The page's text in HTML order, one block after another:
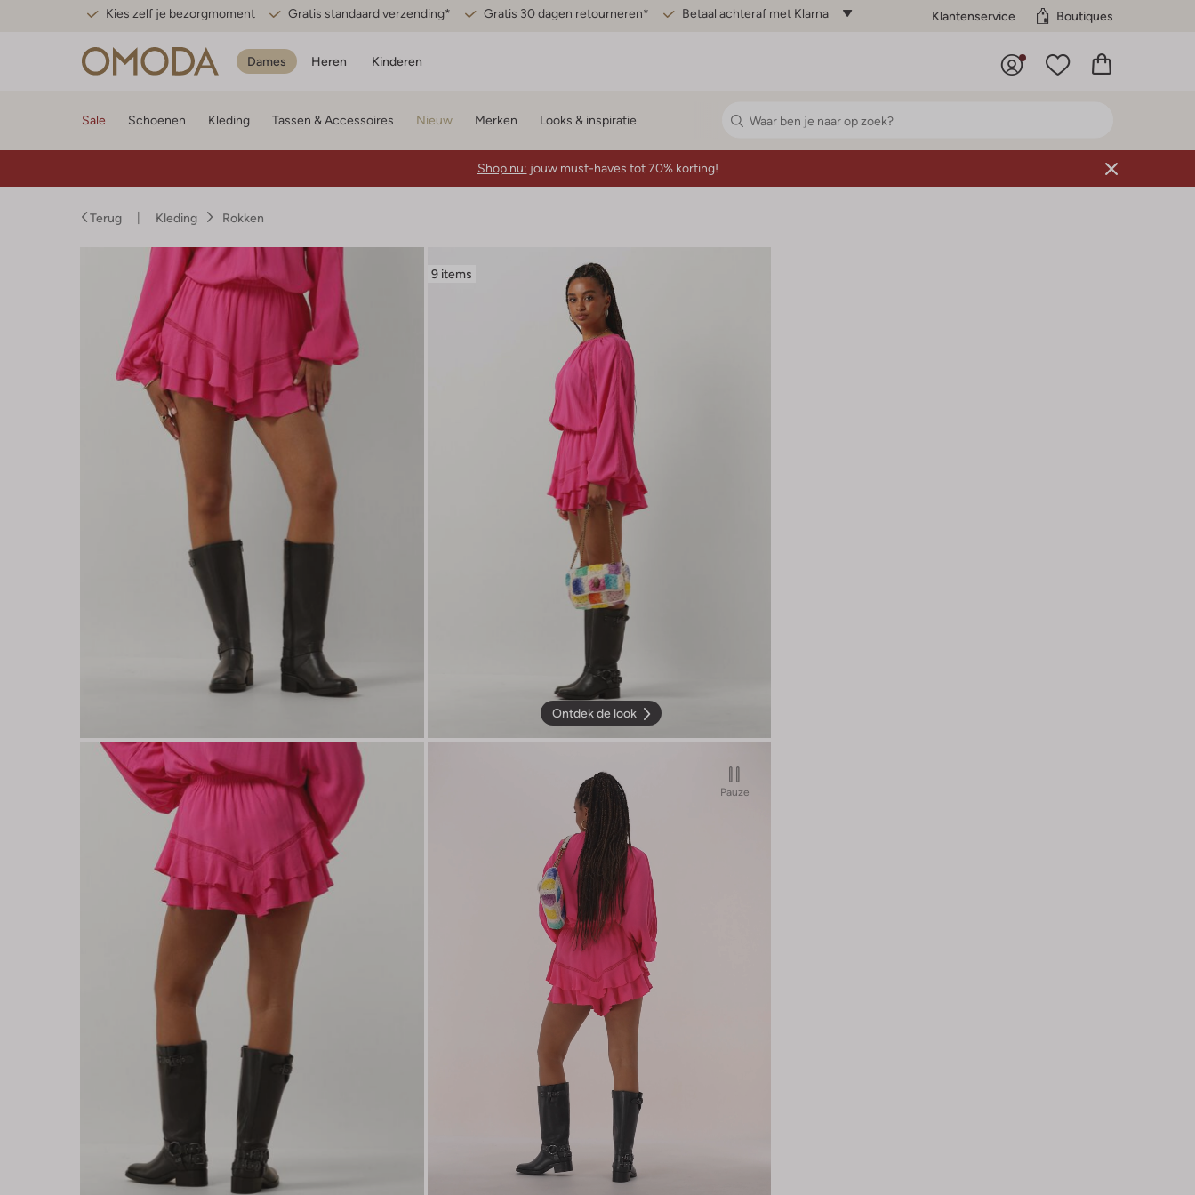
Kies zelf je bezorgmoment Gratis standaard verzending* Gratis 30 dagen retourneren* Betaal achteraf met Klarna Klantenservice Boutiques
Dames Heren Kinderen
Sale Schoenen Kleding Tassen & Accessoires Nieuw Merken Looks & inspiratie
Shop nu: jouw must-haves tot 70% korting!
Terug Kleding Rokken
9 items
Ontdek de look
Pauze